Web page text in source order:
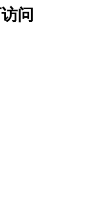
问